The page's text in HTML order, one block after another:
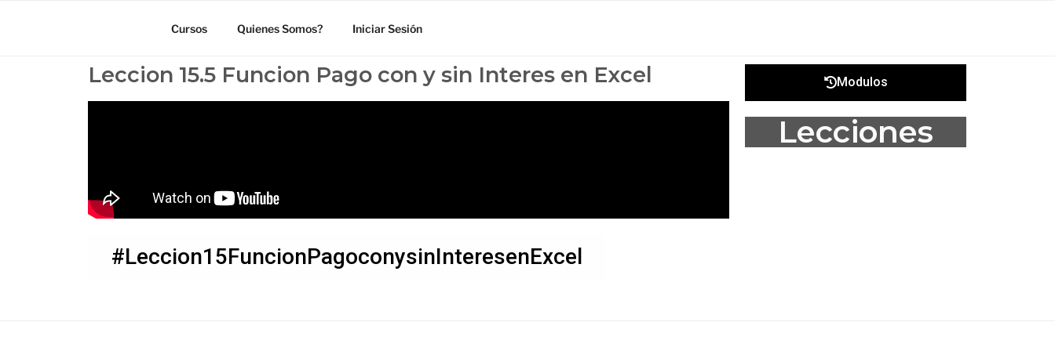
Cursos Quienes Somos? Iniciar Sesión
Leccion 15.5 Funcion Pago con y sin Interes en Excel
#Leccion15FuncionPagoconysinInteresenExcel
Modulos
Lecciones